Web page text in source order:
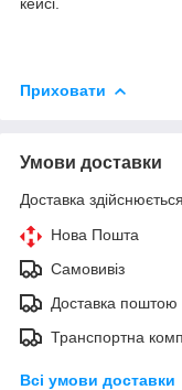
кейсі.
Приховати
Умови доставки
Доставка
Нова Пошта
Самовивіз
Доставка поштою
Транспортна
Всі умови доставки